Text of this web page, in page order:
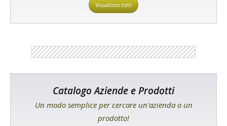
Visualizza tutti
Catalogo Aziende e Prodotti
Un modo semplice per cercare un'azienda o un
prodotto!